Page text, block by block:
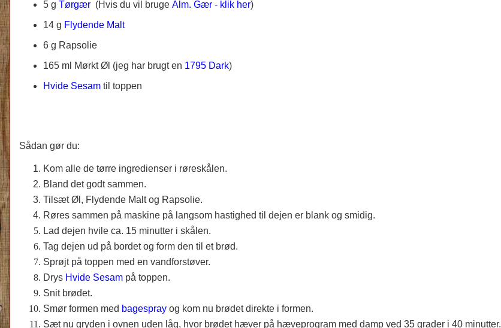
5 g Tørgær (Hvis du vil bruge Alm. Gær - klik her)
14 g Flydende Malt
6 g Rapsolie
165 ml Mørkt Øl (jeg har brugt en 1795 Dark)
Hvide Sesam til toppen
Sådan gør du:
Kom alle de tørre ingredienser i røreskålen.
Bland det godt sammen.
Tilsæt Øl, Flydende Malt og Rapsolie.
Røres sammen på maskine på langsom hastighed til dejen er blank og smidig.
Lad dejen hvile ca. 15 minutter i skålen.
Tag dejen ud på bordet og form den til et brød.
Sprøjt på toppen med en vandforstøver.
Drys Hvide Sesam på toppen.
Snit brødet.
Smør formen med bagespray og kom nu brødet direkte i formen.
Sæt nu gryden i ovnen uden låg, hvor brødet hæver på hæveprogram med damp ved 35 grader i 40 minutter.